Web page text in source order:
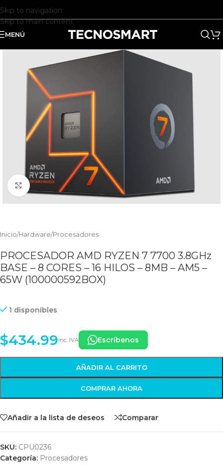
Skip to navigation
Skip to main content
MENÚ
Clic para ampliar
Inicio/Hardware/Procesadores
PROCESADOR AMD RYZEN 7 7700 3.8GHz
BASE – 8 CORES – 16 HILOS – 8MB – AM5 –
65W (100000592BOX)
1 disponibles
$434.99Inc. IVA Escríbenos
AÑADIR AL CARRITO
COMPRAR AHORA
Añadir a la lista de deseos Comparar
SKU: CPU0236
Categoría: Procesadores